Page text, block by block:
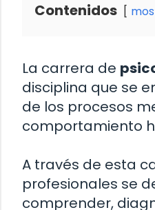
Contenidos
La carrera de
disciplina que se
de los procesos
comportamiento
A través de esta
profesionales se
comprender,